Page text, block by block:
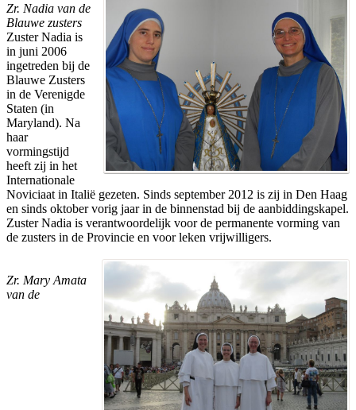
Zr. Nadia van de
Blauwe zusters
Zuster Nadia is
in juni 2006
ingetreden bij de
Blauwe Zusters
in de Verenigde
Staten (in
Maryland). Na
haar
vormingstijd
heeft zij in het
Internationale
Noviciaat in Italië gezeten. Sinds september 2012 is zij in Den Haag
en sinds oktober vorig jaar in de binnenstad bij de aanbiddingskapel.
Zuster Nadia is verantwoordelijk voor de permanente vorming van
de zusters in de Provincie en voor leken vrijwilligers.
Zr. Mary Amata
van de